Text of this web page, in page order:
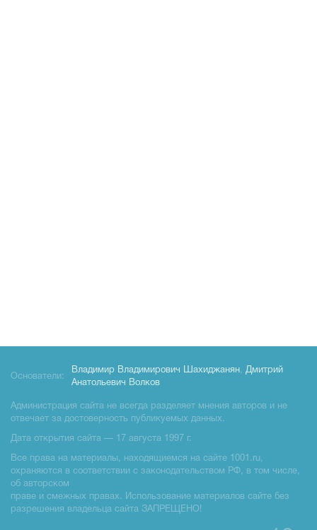
Основатели:
Владимир Владимирович Шахиджанян, Дмитрий
Анатольевич Волков
Администрация сайта не всегда разделяет мнения авторов и не
отвечает за достоверность публикуемых данных.
Дата открытия сайта — 17 августа 1997 г.
Все права на материалы, находящиемся на сайте 1001.ru,
охраняются в соответствии с законодательством РФ, в том числе,
об авторском
праве и смежных правах. Использование материалов сайте без
разрешения владельца сайта ЗАПРЕЩЕНО!